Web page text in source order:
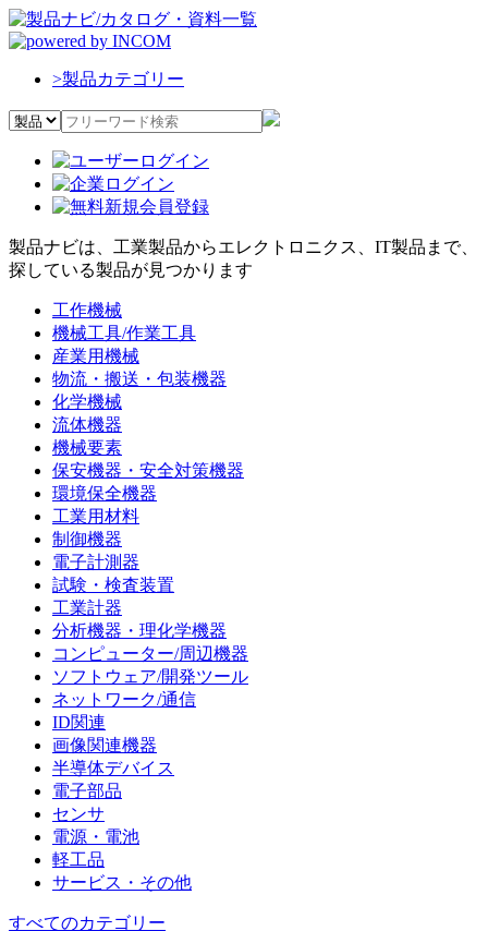
>製品カテゴリー
製品ナビは、工業製品からエレクトロニクス、IT製品まで、
探している製品が見つかります
工作機械
機械工具/作業工具
産業用機械
物流・搬送・包装機器
化学機械
流体機器
機械要素
保安機器・安全対策機器
環境保全機器
工業用材料
制御機器
電子計測器
試験・検査装置
工業計器
分析機器・理化学機器
コンピューター/周辺機器
ソフトウェア/開発ツール
ネットワーク/通信
ID関連
画像関連機器
半導体デバイス
電子部品
センサ
電源・電池
軽工品
サービス・その他
すべてのカテゴリー